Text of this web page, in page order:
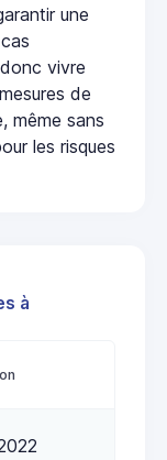
une
vivre
de
même sans
les risques
à